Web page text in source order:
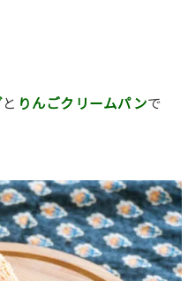
と りんごクリームパンで